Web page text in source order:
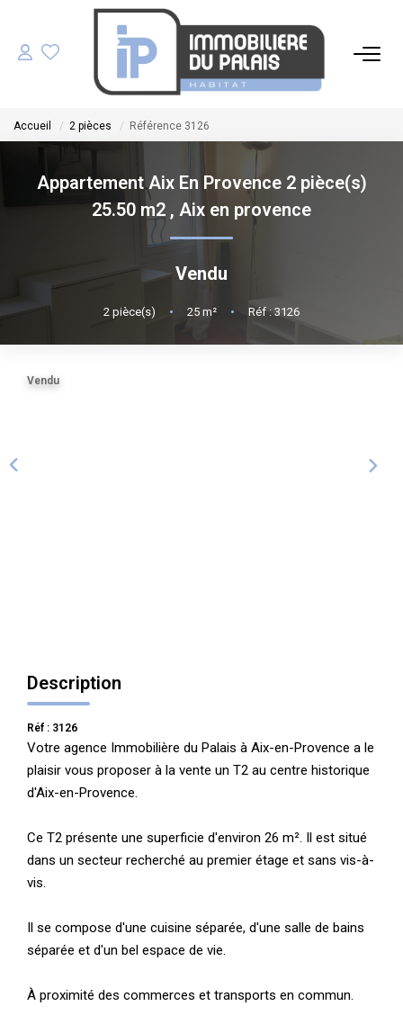
ACHETER
LOUER
NOS AGENCES
Accueil 2 pièces Référence 3126
Appartement Aix En Provence 2 pièce(s)
25.50 m2 , Aix en provence
Vendu
2 pièce(s) • 25 m² • Réf : 3126
Vendu
Description
Réf : 3126
Votre agence Immobilière du Palais à Aix-en-Provence a le
plaisir vous proposer à la vente un T2 au centre historique
d'Aix-en-Provence.
Ce T2 présente une superficie d'environ 26 m². Il est situé
dans un secteur recherché au premier étage et sans vis-à-
vis.
Il se compose d'une cuisine séparée, d'une salle de bains
séparée et d'un bel espace de vie.
À proximité des commerces et transports en commun.